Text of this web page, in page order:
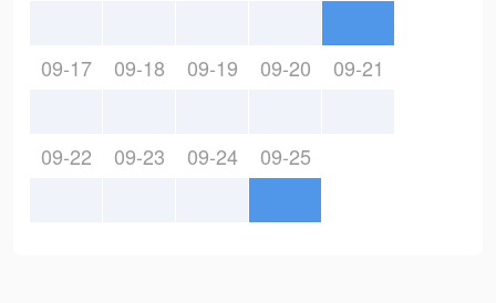
09-17 09-18 09-19 09-20 09-21
09-22 09-23 09-24 09-25